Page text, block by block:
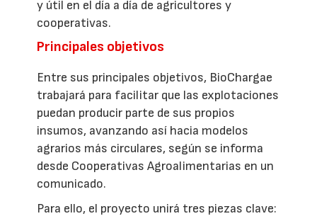
y útil en el día a día de agricultores y
cooperativas.
Principales objetivos
Entre sus principales objetivos, BioChargae
trabajará para facilitar que las explotaciones
puedan producir parte de sus propios
insumos, avanzando así hacia modelos
agrarios más circulares, según se informa
desde Cooperativas Agroalimentarias en un
comunicado.
Para ello, el proyecto unirá tres piezas clave: